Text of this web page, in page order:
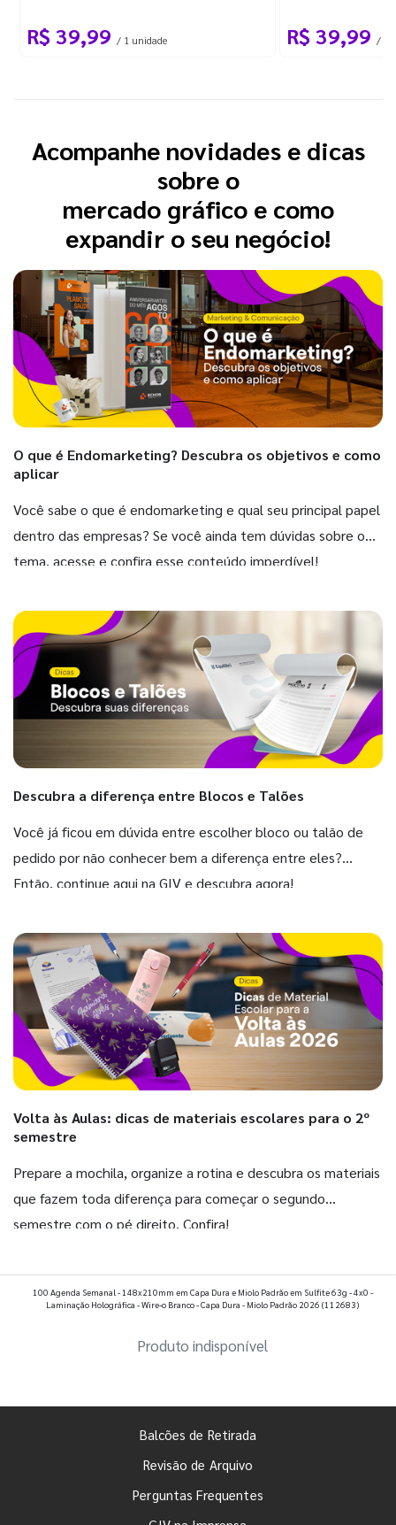
R$ 39,99 / 1 unidade R$ 39,99 / 1
Acompanhe novidades e dicas
sobre o
mercado gráfico e como
expandir o seu negócio!
O que é Endomarketing? Descubra os objetivos e como
aplicar
Você sabe o que é endomarketing e qual seu principal papel
dentro das empresas? Se você ainda tem dúvidas sobre o
tema, acesse e confira esse conteúdo imperdível!
Descubra a diferença entre Blocos e Talões
Você já ficou em dúvida entre escolher bloco ou talão de
pedido por não conhecer bem a diferença entre eles?
Então, continue aqui na GIV e descubra agora!
Volta às Aulas: dicas de materiais escolares para o 2º
semestre
Prepare a mochila, organize a rotina e descubra os materiais
que fazem toda diferença para começar o segundo
semestre com o pé direito. Confira!
100 Agenda Semanal - 148x210mm em Capa Dura e Miolo Padrão em Sulfite 63g - 4x0 -
Laminação Holográfica - Wire-o Branco - Capa Dura - Miolo Padrão 2026 (112683)
Produto indisponível
Balcões de Retirada
Revisão de Arquivo
Perguntas Frequentes